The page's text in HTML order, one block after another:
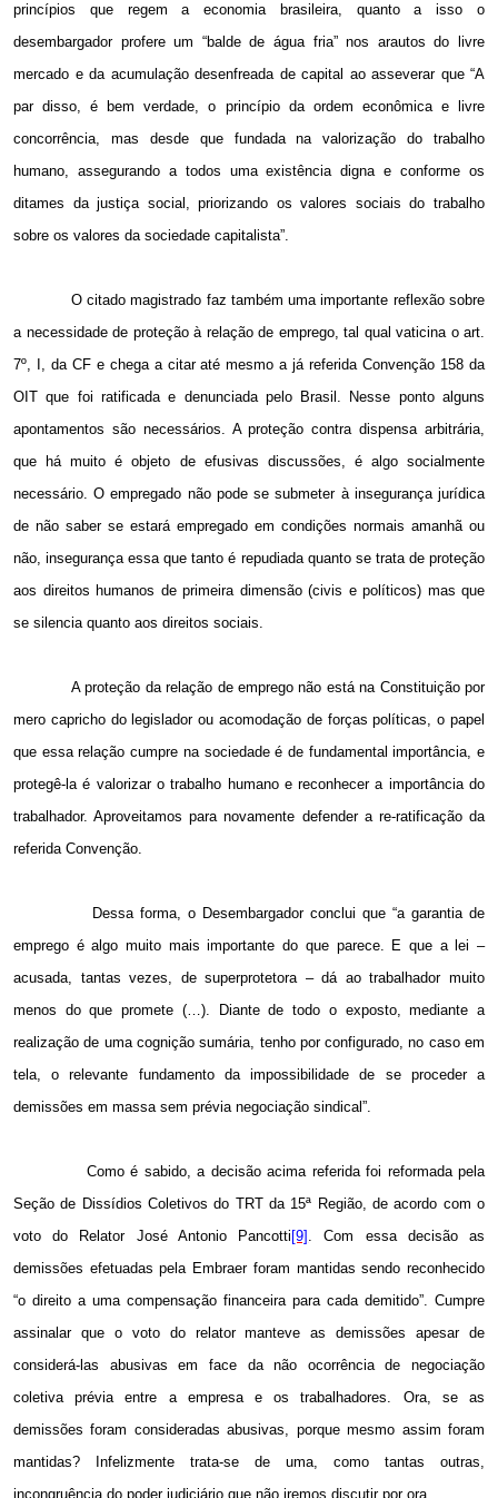
princípios que regem a economia brasileira, quanto a isso o
desembargador profere um “balde de água fria” nos arautos do livre
mercado e da acumulação desenfreada de capital ao asseverar que “A
par disso, é bem verdade, o princípio da ordem econômica e livre
concorrência, mas desde que fundada na valorização do trabalho
humano, assegurando a todos uma existência digna e conforme os
ditames da justiça social, priorizando os valores sociais do trabalho
sobre os valores da sociedade capitalista”.
O citado magistrado faz também uma importante reflexão sobre
a necessidade de proteção à relação de emprego, tal qual vaticina o art.
7º, I, da CF e chega a citar até mesmo a já referida Convenção 158 da
OIT que foi ratificada e denunciada pelo Brasil. Nesse ponto alguns
apontamentos são necessários. A proteção contra dispensa arbitrária,
que há muito é objeto de efusivas discussões, é algo socialmente
necessário. O empregado não pode se submeter à insegurança jurídica
de não saber se estará empregado em condições normais amanhã ou
não, insegurança essa que tanto é repudiada quanto se trata de proteção
aos direitos humanos de primeira dimensão (civis e políticos) mas que
se silencia quanto aos direitos sociais.
A proteção da relação de emprego não está na Constituição por
mero capricho do legislador ou acomodação de forças políticas, o papel
que essa relação cumpre na sociedade é de fundamental importância, e
protegê-la é valorizar o trabalho humano e reconhecer a importância do
trabalhador. Aproveitamos para novamente defender a re-ratificação da
referida Convenção.
Dessa forma, o Desembargador conclui que “a garantia de
emprego é algo muito mais importante do que parece. E que a lei –
acusada, tantas vezes, de superprotetora – dá ao trabalhador muito
menos do que promete (…). Diante de todo o exposto, mediante a
realização de uma cognição sumária, tenho por configurado, no caso em
tela, o relevante fundamento da impossibilidade de se proceder a
demissões em massa sem prévia negociação sindical”.
Como é sabido, a decisão acima referida foi reformada pela
Seção de Dissídios Coletivos do TRT da 15ª Região, de acordo com o
voto do Relator José Antonio Pancotti [9] . Com essa decisão as
demissões efetuadas pela Embraer foram mantidas sendo reconhecido
“o direito a uma compensação financeira para cada demitido”. Cumpre
assinalar que o voto do relator manteve as demissões apesar de
considerá-las abusivas em face da não ocorrência de negociação
coletiva prévia entre a empresa e os trabalhadores. Ora, se as
demissões foram consideradas abusivas, porque mesmo assim foram
mantidas? Infelizmente trata-se de uma, como tantas outras,
incongruência do poder judiciário que não iremos discutir por ora.